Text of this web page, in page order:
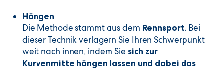
Hängen
Die Methode stammt aus dem Rennsport. Bei
dieser Technik verlagern Sie Ihren Schwerpunkt
weit nach innen, indem Sie sich zur
Kurvenmitte hängen lassen und dabei das